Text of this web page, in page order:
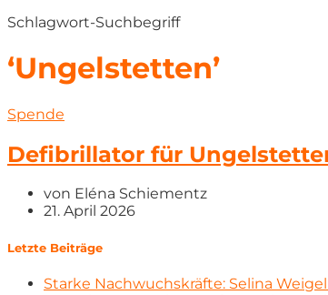
Schlagwort-Suchbegriff
‘Ungelstetten’
Spende
Defibrillator für
von Eléna Schiementz
21. April 2026
Letzte Beiträge
Starke Nachwuchskräfte: Selina